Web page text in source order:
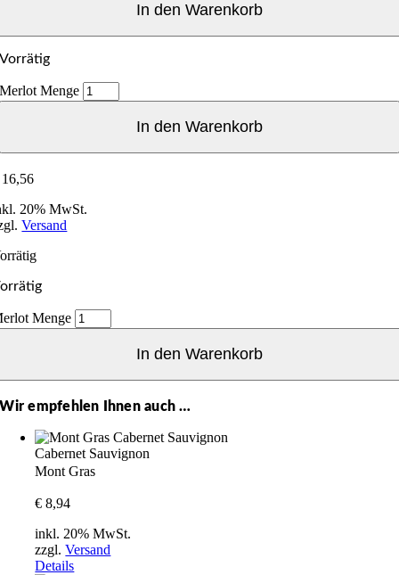
In den Warenkorb
Vorrätig
Merlot Menge
In den Warenkorb
20% MwSt.
Versand
Menge
In den Warenkorb
Wir empfehlen Ihnen auch …
Cabernet Sauvignon
Mont Gras
€ 8,94
inkl. 20% MwSt.
zzgl.Versand
Details